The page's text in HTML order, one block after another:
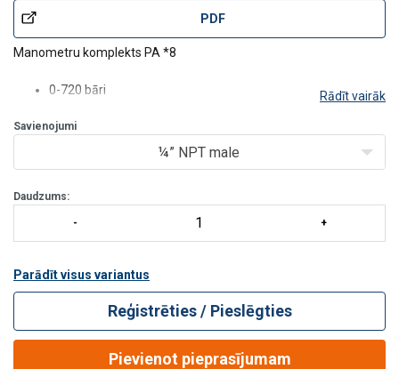
PDF
Manometru komplekts PA *8
0-720 bāri
Ieskaitot gumijas aizsargpārsegu
Rādīt vairāk
Savienojumi
¼” NPT male
Daudzums:
Parādīt visus variantus
Reģistrēties / Pieslēgties
Pievienot pieprasījumam